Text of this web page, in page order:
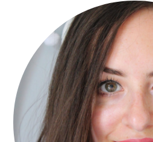
SIDEBAR